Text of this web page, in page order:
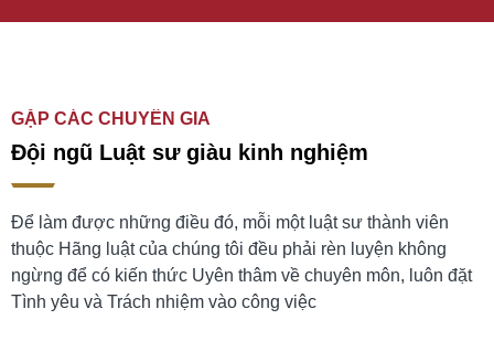
GẶP CÁC CHUYÊN GIA
Đội ngũ Luật sư giàu kinh nghiệm
Để làm được những điều đó, mỗi một luật sư thành viên
thuộc Hãng luật của chúng tôi đều phải rèn luyện không
ngừng để có kiến thức Uyên thâm về chuyên môn, luôn đặt
Tình yêu và Trách nhiệm vào công việc